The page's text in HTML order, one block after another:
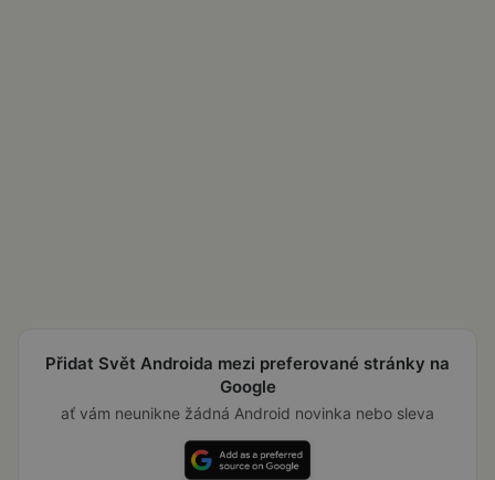
Přidat Svět Androida mezi preferované stránky na
Google
ať vám neunikne žádná Android novinka nebo sleva